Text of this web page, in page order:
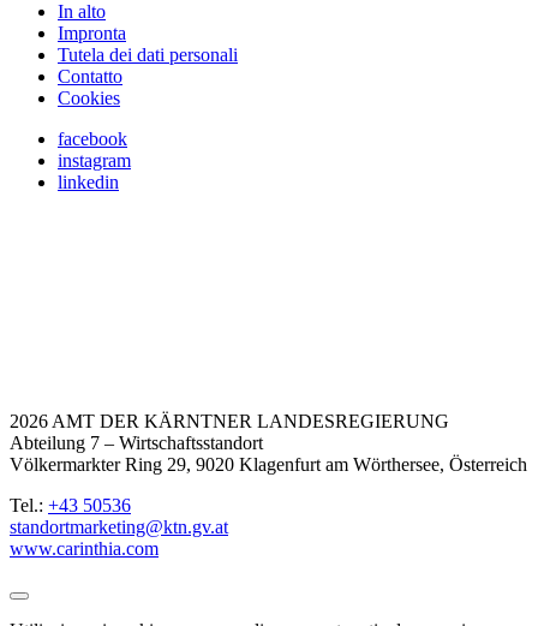
In alto
Impronta
Tutela dei dati personali
Contatto
Cookies
facebook
instagram
linkedin
2026 AMT DER KÄRNTNER LANDESREGIERUNG
Abteilung 7 – Wirtschaftsstandort
Völkermarkter Ring 29, 9020 Klagenfurt am Wörthersee, Österreich
Tel.: +43 50536
standortmarketing@ktn.gv.at
www.carinthia.com